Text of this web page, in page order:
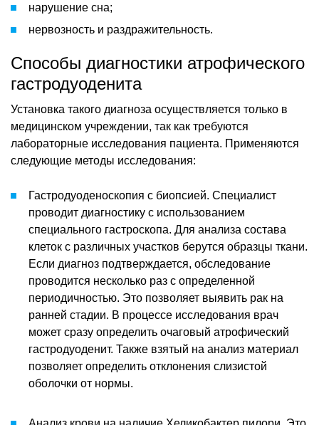
нарушение сна;
нервозность и раздражительность.
Способы диагностики атрофического
гастродуоденита
Установка такого диагноза осуществляется только в
медицинском учреждении, так как требуются
лабораторные исследования пациента. Применяются
следующие методы исследования:
Гастродуоденоскопия с биопсией. Специалист
проводит диагностику с использованием
специального гастроскопа. Для анализа состава
клеток с различных участков берутся образцы ткани.
Если диагноз подтверждается, обследование
проводится несколько раз с определенной
периодичностью. Это позволяет выявить рак на
ранней стадии. В процессе исследования врач
может сразу определить очаговый атрофический
гастродуоденит. Также взятый на анализ материал
позволяет определить отклонения слизистой
оболочки от нормы.